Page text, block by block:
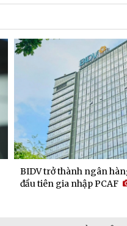
BIDV trở thành ngân
đầu tiên gia nhập PCAF